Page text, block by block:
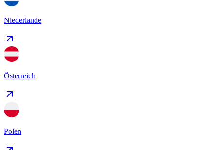
Niederlande
Österreich
Polen